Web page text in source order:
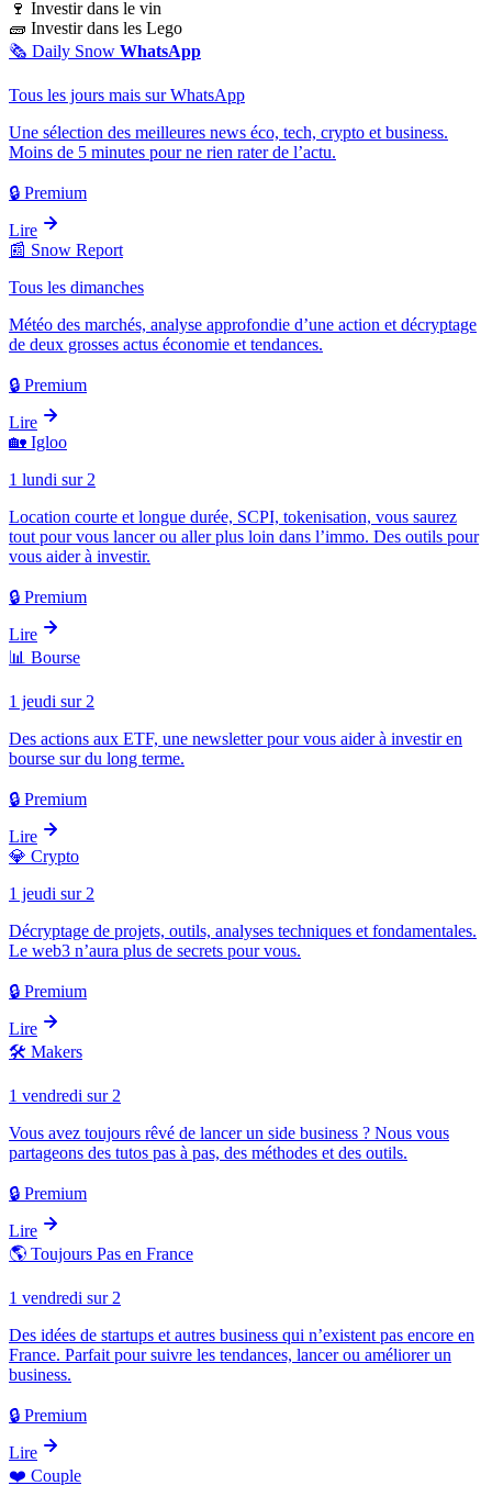
🍷 Investir dans le vin
🧱 Investir dans les Lego
🗞️ Daily Snow WhatsApp
Tous les jours mais sur WhatsApp
Une sélection des meilleures news éco, tech, crypto et business.
Moins de 5 minutes pour ne rien rater de l’actu.
🔒 Premium
Lire
📰 Snow Report
Tous les dimanches
Météo des marchés, analyse approfondie d’une action et décryptage
de deux grosses actus économie et tendances.
🔒 Premium
Lire
🏡 Igloo
1 lundi sur 2
Location courte et longue durée, SCPI, tokenisation, vous saurez
tout pour vous lancer ou aller plus loin dans l’immo. Des outils pour
vous aider à investir.
🔒 Premium
Lire
📊 Bourse
1 jeudi sur 2
Des actions aux ETF, une newsletter pour vous aider à investir en
bourse sur du long terme.
🔒 Premium
Lire
💎 Crypto
1 jeudi sur 2
Décryptage de projets, outils, analyses techniques et fondamentales.
Le web3 n’aura plus de secrets pour vous.
🔒 Premium
Lire
🛠️ Makers
1 vendredi sur 2
Vous avez toujours rêvé de lancer un side business ? Nous vous
partageons des tutos pas à pas, des méthodes et des outils.
🔒 Premium
Lire
🌎 Toujours Pas en France
1 vendredi sur 2
Des idées de startups et autres business qui n’existent pas encore en
France. Parfait pour suivre les tendances, lancer ou améliorer un
business.
🔒 Premium
Lire
❤️ Couple